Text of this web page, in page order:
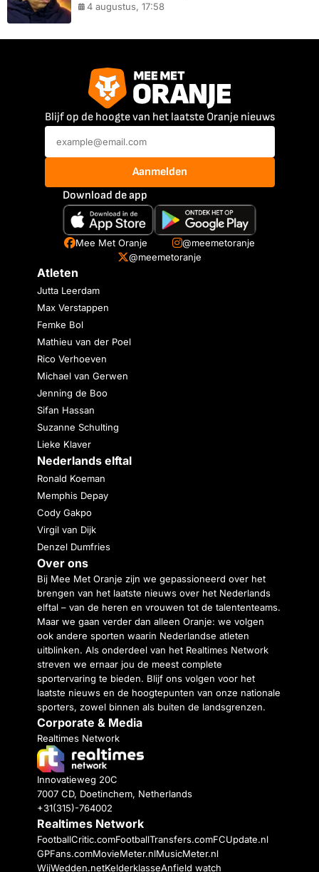
4 augustus, 17:58
Blijf op de hoogte van het laatste Oranje nieuws
Aanmelden
Download de app
Mee Met Oranje
@meemetoranje
@meemetoranje
Atleten
Jutta Leerdam
Max Verstappen
Femke Bol
Mathieu van der Poel
Rico Verhoeven
Michael van Gerwen
Jenning de Boo
Sifan Hassan
Suzanne Schulting
Lieke Klaver
Nederlands elftal
Ronald Koeman
Memphis Depay
Cody Gakpo
Virgil van Dijk
Denzel Dumfries
Over ons
Bij Mee Met Oranje zijn we gepassioneerd over het
brengen van het laatste nieuws over het Nederlands
elftal – van de heren en vrouwen tot de talententeams.
Maar we gaan verder dan alleen Oranje: we volgen
ook andere sporten waarin Nederlandse atleten
uitblinken. Als onderdeel van het Realtimes Network
streven we ernaar jou de meest complete
sportervaring te bieden. Blijf ons volgen voor het
laatste nieuws en de hoogtepunten van onze nationale
sporters, zowel binnen als buiten de landsgrenzen.
Corporate & Media
Realtimes Network
Innovatieweg 20C
7007 CD, Doetinchem, Netherlands
+31(315)-764002
Realtimes Network
FootballCritic.comFootballTransfers.comFCUpdate.nl
GPFans.comMovieMeter.nlMusicMeter.nl
WijWedden.netKelderklasseAnfield watch